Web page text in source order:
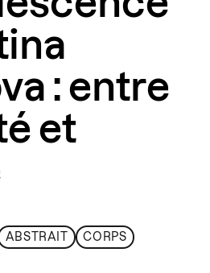
: entre
et
ABSTRAIT CORPS